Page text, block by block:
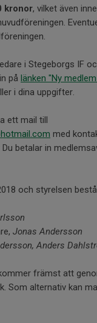
kronor, vilket även
i Stegeborgs IF
på länken "Ny
i dina uppgifter.
ett mail till
med
betalar in
och styrelsen
Jonas Andersson
Anders
främst att
Som alternativ kan